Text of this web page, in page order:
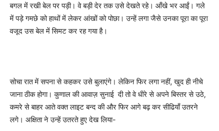
बगल में रखी बेल पर पड़ी। वे बड़ी देर तक उसे देखते रहे। आँखे भर आईं। गले
में पड़े गमछे को हाथों में लेकर आंखों को पोछा। उन्हें लगा जैसे उनका पूरा का पूरा
वजूद उस बेल में सिमट कर रह गया है।
सोचा रात में सपना से कहकर उसे बुलाएंगे। लेकिन फिर लगा नहीं, खुद ही नीचे
जाना ठीक होगा। कुणाल की आवाज़ सुनाई दी तो वे धीरे से अपने बिस्तर से उठे,
कमरे से बाहर आते वक्त लाइट बन्द की और फिर आगे बढ़ कर सीढियाँ उतरने
लगे। अक्षिता ने उन्हें उतरते हुए देख लिया-